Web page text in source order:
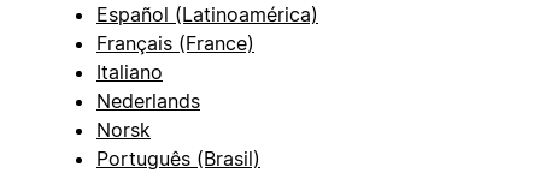
Español (Latinoamérica)
Français (France)
Italiano
Nederlands
Norsk
Português (Brasil)